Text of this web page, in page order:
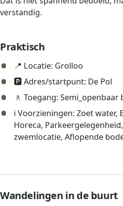
verstandig.
Praktisch
📍 Locatie: Grolloo
🅿️ Adres/startpunt: De Pol
🚶 Toegang: Semi_openbaar
ℹ️ Voorzieningen: Zoet water,
Horeca,
zwemlocatie, Aflopende
Wandelingen in de buurt